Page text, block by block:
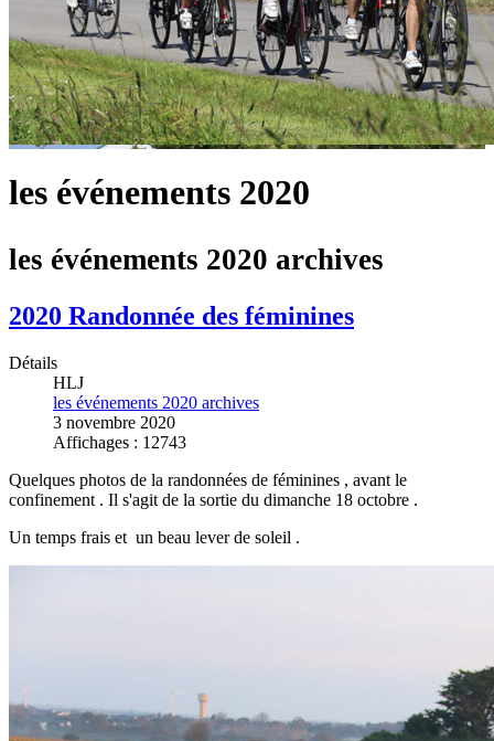
les événements 2020
les événements 2020 archives
2020 Randonnée des féminines
Détails
HLJ
les événements 2020 archives
3 novembre 2020
Affichages : 12743
Quelques photos de la randonnées de féminines , avant le
confinement . Il s'agit de la sortie du dimanche 18 octobre .
Un temps frais et un beau lever de soleil .